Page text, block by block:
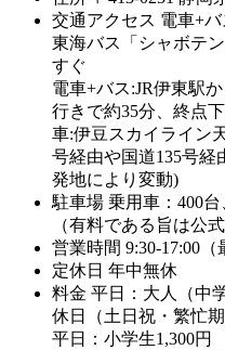
交通アクセス 電車+
東海バス「シャボテ
すぐ
電車+バス:JR伊東駅
行きで約35分、終点
車:伊豆スカイライン
号経由や国道135号経
発地により変動)
駐車場 乗用車：400
（有料である旨は公
営業時間 9:30-17:00（
定休日 年中無休
料金 平日：大人（中
休日（土日祝・繁忙
平日：小学生1,300円